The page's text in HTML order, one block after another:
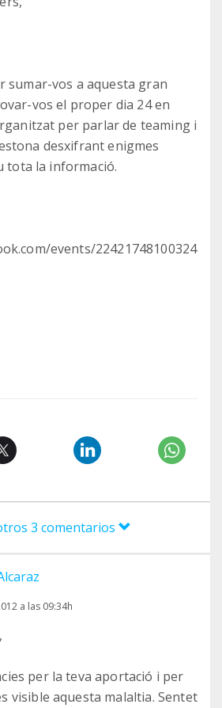
sumar-vos a aquesta gran
vos el proper dia 24 en
per parlar de teaming i
desxifrant enigmes
tota la informació.
events/22421748100324
3 comentarios
a las 09:34h
per la teva aportació i per
visible aquesta malaltia. Sentet